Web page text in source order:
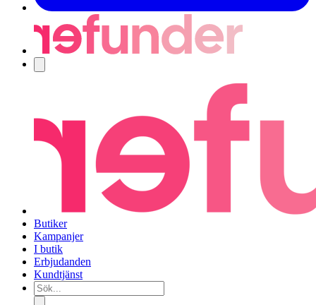
Butiker
Kampanjer
I butik
Erbjudanden
Kundtjänst
Sök...